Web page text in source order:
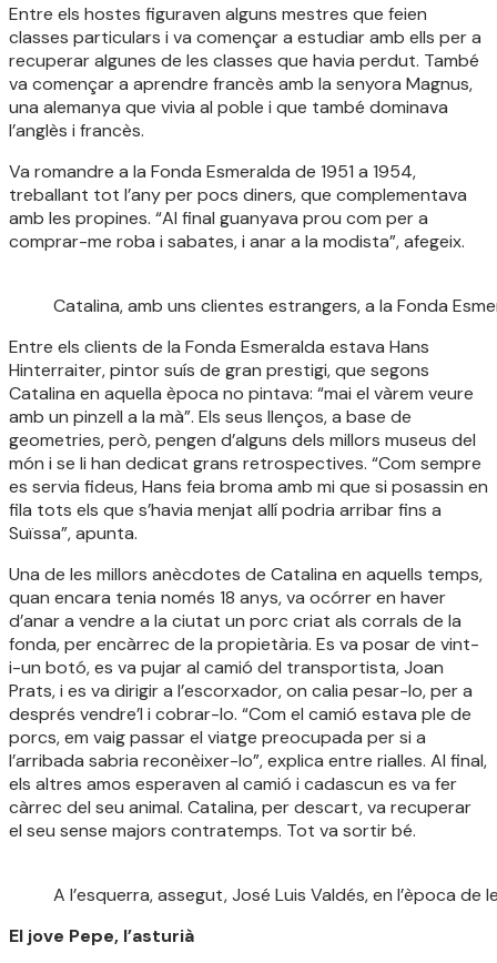
Entre els hostes figuraven alguns mestres que feien
classes particulars i va començar a estudiar amb ells per a
recuperar algunes de les classes que havia perdut. També
va començar a aprendre francès amb la senyora Magnus,
una alemanya que vivia al poble i que també dominava
l’anglès i francès.
Va romandre a la Fonda Esmeralda de 1951 a 1954,
treballant tot l’any per pocs diners, que complementava
amb les propines. “Al final guanyava prou com per a
comprar-me roba i sabates, i anar a la modista”, afegeix.
Catalina, amb uns clientes estrangers, a la Fonda
Entre els clients de la Fonda Esmeralda estava Hans
Hinterraiter, pintor suís de gran prestigi, que segons
Catalina en aquella època no pintava: “mai el vàrem veure
amb un pinzell a la mà”. Els seus llenços, a base de
geometries, però, pengen d’alguns dels millors museus del
món i se li han dedicat grans retrospectives. “Com sempre
es servia fideus, Hans feia broma amb mi que si posassin en
fila tots els que s’havia menjat allí podria arribar fins a
Suïssa”, apunta.
Una de les millors anècdotes de Catalina en aquells temps,
quan encara tenia només 18 anys, va ocórrer en haver
d’anar a vendre a la ciutat un porc criat als corrals de la
fonda, per encàrrec de la propietària. Es va posar de vint-
i-un botó, es va pujar al camió del transportista, Joan
Prats, i es va dirigir a l’escorxador, on calia pesar-lo, per a
després vendre’l i cobrar-lo. “Com el camió estava ple de
porcs, em vaig passar el viatge preocupada per si a
l’arribada sabria reconèixer-lo”, explica entre rialles. Al final,
els altres amos esperaven al camió i cadascun es va fer
càrrec del seu animal. Catalina, per descart, va recuperar
el seu sense majors contratemps. Tot va sortir bé.
A l’esquerra, assegut, José Luis Valdés, en l’època de
El jove Pepe, l’asturià